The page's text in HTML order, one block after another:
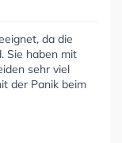
da die
Sie haben mit
sehr viel
der Panik beim